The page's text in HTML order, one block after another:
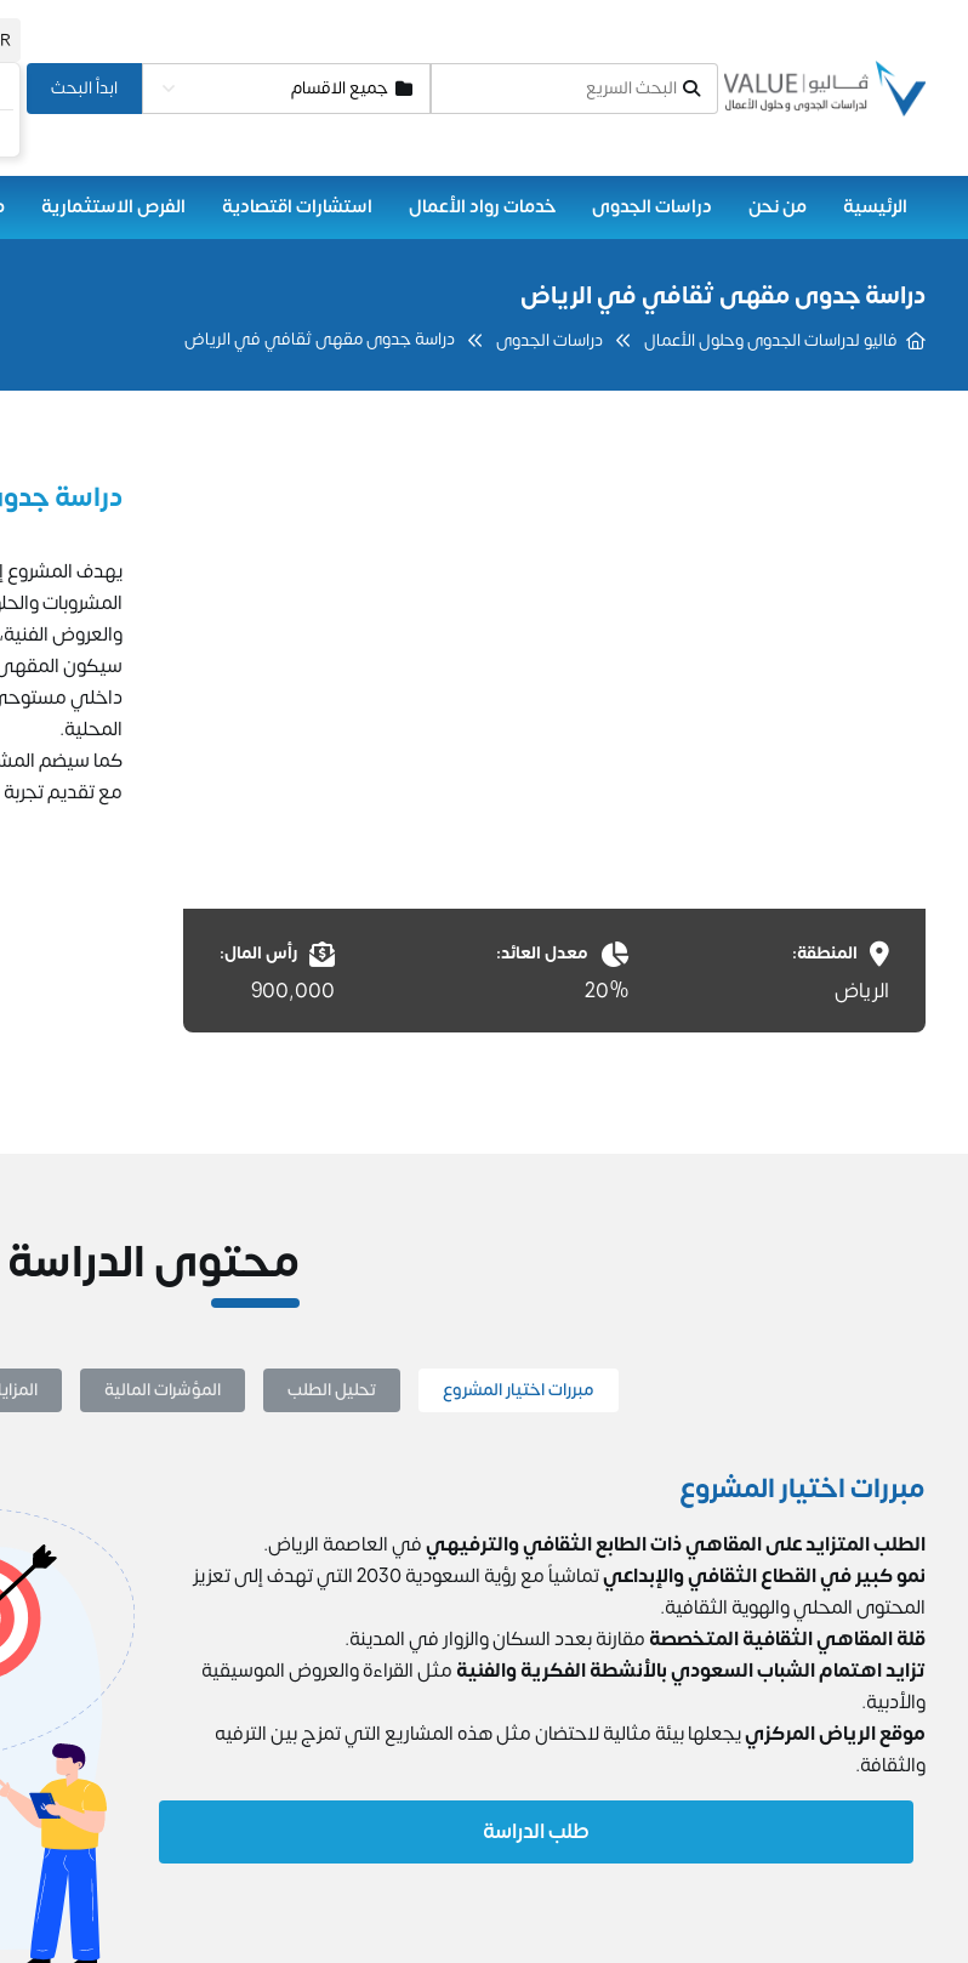
جميع الاقسام ابدأ البحث
الرئيسية من نحن دراسات الجدوى خدمات رواد الأعمال استشارات اقتصادية الفرص الاستثمارية
دراسة جدوى مقهى ثقافي في الرياض
فاليو لدراسات الجدوى وحلول الأعمال دراسات الجدوى دراسة جدوى مقهى ثقافي في الرياض
المنطقة:
الرياض
معدل العائد:
20%
رأس المال:
900,000
دراسة
يهدف المشروع
المشروبات
والعروض
سيكون المقهى
داخلي مستوحى
المحلية.
كما سيضم
مع تقديم
محتوى الدراسة
مبررات اختيار المشروع تحليل الطلب المؤشرات المالية
مبررات اختيار المشروع
الطلب المتزايد على المقاهي ذات الطابع الثقافي والترفيهيفي العاصمة الرياض.
نمو كبير في القطاع الثقافي والإبداعي
تماشياً مع رؤية السعودية 2030 التي تهدف إلى تعزيز
المحتوى المحلي والهوية الثقافية.
قلة المقاهي الثقافية المتخصصةمقارنة بعدد السكان والزوار في المدينة.
تزايد اهتمام الشباب السعودي بالأنشطة الفكرية والفنيةمثل القراءة والعروض الموسيقية
والأدبية.
موقع الرياض المركزييجعلها بيئة مثالية لاحتضان مثل هذه المشاريع التي تمزج بين الترفيه
والثقافة.
طلب الدراسة